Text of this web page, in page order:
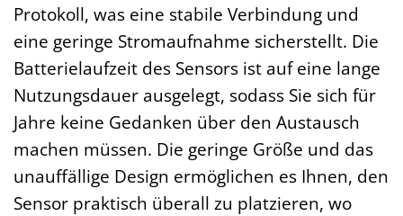
Protokoll, was eine stabile Verbindung und
eine geringe Stromaufnahme sicherstellt. Die
Batterielaufzeit des Sensors ist auf eine lange
Nutzungsdauer ausgelegt, sodass Sie sich für
Jahre keine Gedanken über den Austausch
machen müssen. Die geringe Größe und das
unauffällige Design ermöglichen es Ihnen, den
Sensor praktisch überall zu platzieren, wo